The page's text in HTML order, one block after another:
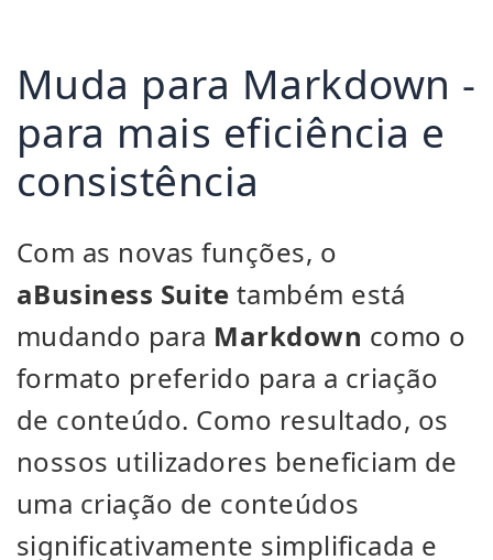
Muda para Markdown -
para mais eficiência e
consistência
Com as novas funções, o
aBusiness Suite também está
mudando para Markdown como o
formato preferido para a criação
de conteúdo. Como resultado, os
nossos utilizadores beneficiam de
uma criação de conteúdos
significativamente simplificada e